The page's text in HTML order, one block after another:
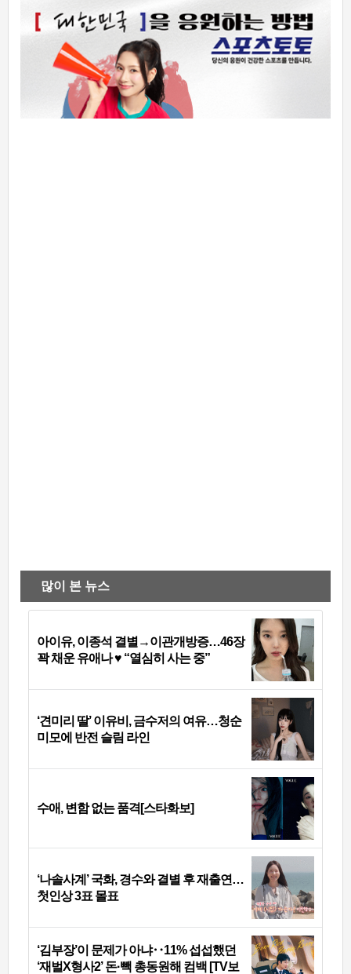
많이 본 뉴스
아이유, 이종석 결별→이관개방증…46장
꽉 채운 유애나 ♥ “열심히 사는 중”
‘견미리 딸’ 이유비, 금수저의 여유…청순
미모에 반전 슬림 라인
수애, 변함 없는 품격[스타화보]
‘나솔사계’ 국화, 경수와 결별 후 재출연…
첫인상 3표 몰표
‘김부장’이 문제가 아냐‥11% 섭섭했던
‘재벌X형사2’ 돈·빽 총동원해 컴백 [TV보